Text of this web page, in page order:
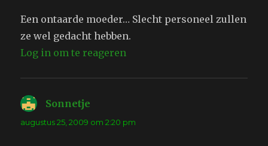
Een ontaarde moeder… Slecht personeel zullen
ze wel gedacht hebben.
Log in om te reageren
Sonnetje
augustus 25, 2009 om 2:20 pm